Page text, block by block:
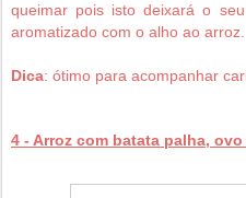
queimar pois isto deixará o
aromatizado com o alho ao arroz.
Dica: ótimo para acompanhar
4 - Arroz com batata palha,